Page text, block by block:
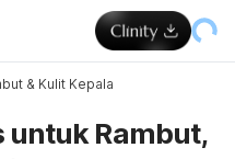
& Kulit Kepala
untuk Rambut,